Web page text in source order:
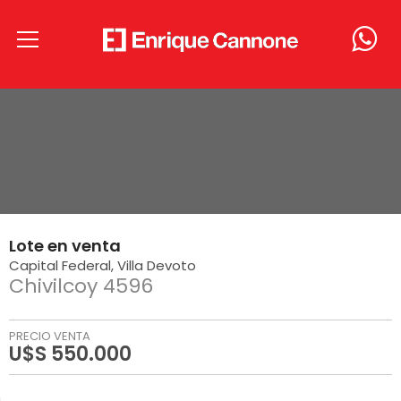
Loteen venta
Capital Federal Villa Devoto
Chivilcoy 4596
PRECIO VENTA
U$S 550.000